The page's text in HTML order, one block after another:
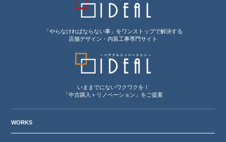
「やらなければならない事」をワンストップで解決する
店舗デザイン・内装工事専門サイト
いままでにないワクワクを！
「中古購入＋リノベーション」をご提案
WORKS